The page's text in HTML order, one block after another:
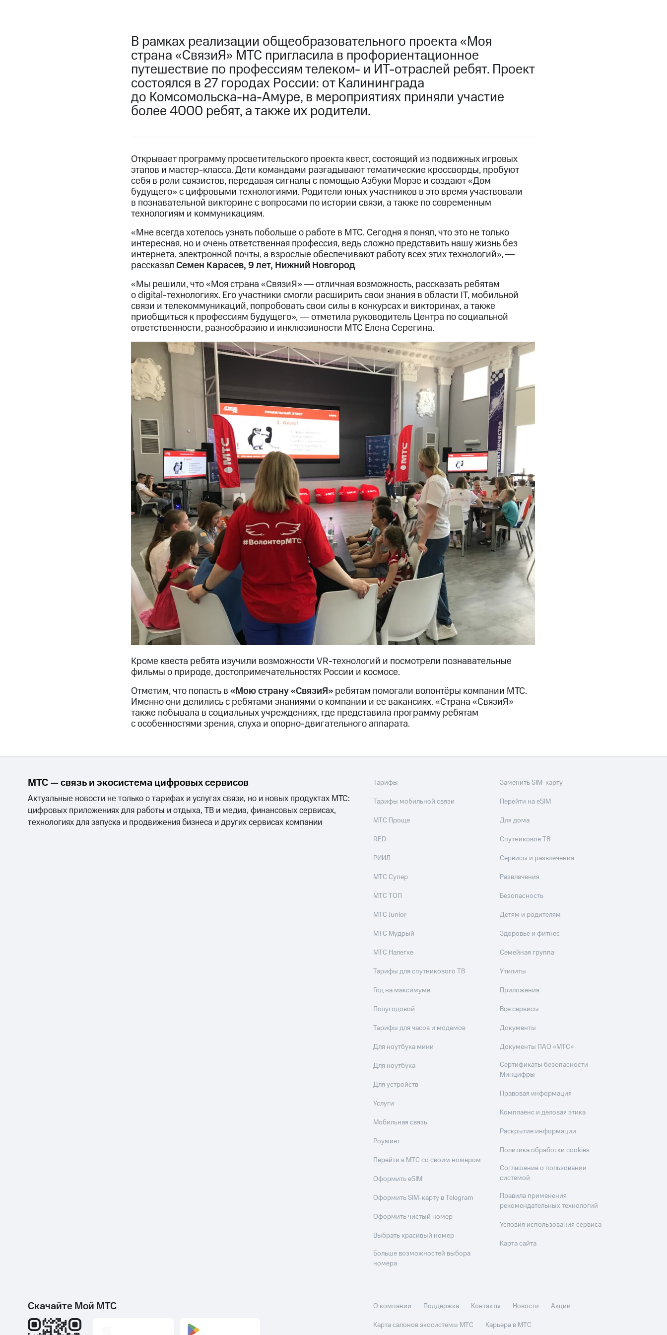
В рамках реализации общеобразовательного проекта «Моя
страна «СвязиЯ» МТС пригласила в профориентационное
путешествие по профессиям телеком- и ИТ-отраслей ребят. Проект
состоялся в 27 городах России: от Калининграда
до Комсомольска-на-Амуре, в мероприятиях приняли участие
более 4000 ребят, а также их родители.
Открывает программу просветительского проекта квест, состоящий из подвижных игровых
этапов и мастер-класса. Дети командами разгадывают тематические кроссворды, пробуют
себя в роли связистов, передавая сигналы с помощью Азбуки Морзе и создают «Дом
будущего» с цифровыми технологиями. Родители юных участников в это время участвовали
в познавательной викторине с вопросами по истории связи, а также по современным
технологиям и коммуникациям.
«Мне всегда хотелось узнать побольше о работе в МТС. Сегодня я понял, что это не только
интересная, но и очень ответственная профессия, ведь сложно представить нашу жизнь без
интернета, электронной почты, а взрослые обеспечивают работу всех этих технологий», ―
рассказалСемен Карасев, 9 лет, Нижний Новгород
«Мы решили, что «Моя страна «СвязиЯ» ― отличная возможность, рассказать ребятам
о digital-технологиях. Его участники смогли расширить свои знания в области IT, мобильной
связи и телекоммуникаций, попробовать свои силы в конкурсах и викторинах, а также
приобщиться к профессиям будущего», ― отметила руководитель Центра по социальной
ответственности, разнообразию и инклюзивности МТС Елена Серегина.
Кроме квеста ребята изучили возможности VR-технологий и посмотрели познавательные
фильмы о природе, достопримечательностях России и космосе.
Отметим, что попасть в«Мою страну «СвязиЯ»ребятам помогали волонтёры компании МТС.
Именно они делились с ребятами знаниями о компании и ее вакансиях. «Страна «СвязиЯ»
также побывала в социальных учреждениях, где представила программу ребятам
с особенностями зрения, слуха и опорно-двигательного аппарата.
МТС — связь и экосистема цифровых сервисов
Актуальные новости не только о тарифах и услугах связи, но и новых продуктах МТС:
цифровых приложениях для работы и отдыха, ТВ и медиа, финансовых сервисах,
технологиях для запуска и продвижения бизнеса и других сервисах компании
Тарифы
Тарифы мобильной связи
МТС Проще
RED
РИИЛ
МТС Супер
МТС ТОП
МТС Junior
МТС Мудрый
МТС Налегке
Тарифы для спутникового ТВ
Год на максимуме
Полугодовой
Тарифы для часов и модемов
Для ноутбука мини
Для ноутбука
Для устройств
Услуги
Мобильная связь
Роуминг
Перейти в МТС со своим номером
Оформить eSIM
Оформить SIM-карту в Telegram
Оформить чистый номер
Выбрать красивый номер
Больше возможностей выбора
номера
Заменить SIM-карту
Перейти на eSIM
Для дома
Спутниковое ТВ
Сервисы и развлечения
Развлечения
Безопасность
Детям и родителям
Здоровье и фитнес
Семейная группа
Утилиты
Приложения
Все сервисы
Документы
Документы ПАО «МТС»
Сертификаты безопасности
Минцифры
Правовая информация
Комплаенс и деловая этика
Раскрытие информации
Политика обработки cookies
Соглашение о пользовании
системой
Правила применения
рекомендательных технологий
Условия использования сервиса
Карта сайта
Скачайте Мой МТС О компании Поддержка Контакты Новости
Акции
Карта салонов экосистемы МТС
Карьера в МТС